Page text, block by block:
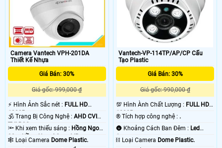
Camera Vantech VPH-201DA
Thiết Kế Nhựa
Giá Bán: 30%
Giá gốc: 999,000 ₫
️⚡ Hình Ảnh Sắc nét : FULL HD
1080P .
🕉️ Trang Bị Công Nghệ : AHD CVI
TVI BCS.
🔦 Khi xem thiếu sáng : Hồng Ngoại
30m Hồng Ngoại Smart IR.
🕸️ Loại Camera Dome Plastic.
Vantech-VP-114TP/AP/CP Cấu
Tạo Plastic
Giá Bán: 30%
Giá gốc: 990,000 ₫
💯 Hình Ành Chất Lượng : FULL HD
1080P .
®️ Tích hợp công nghệ : .
🌚 Khoảng Cách Ban Đêm : Led
Array.⛓ Loại Camera Dome Plastic.